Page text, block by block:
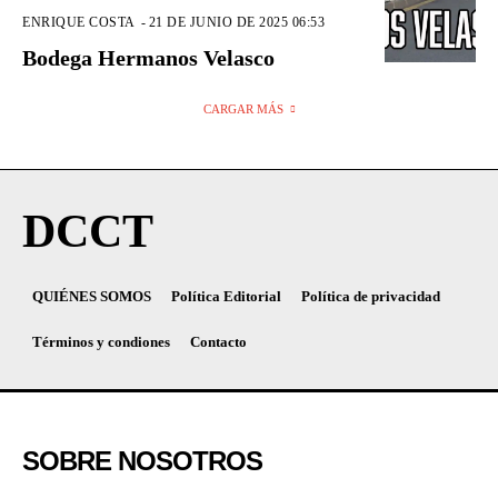
ENRIQUE COSTA - 21 DE JUNIO DE 2025 06:53
Bodega Hermanos Velasco
CARGAR MÁS
DCCT
QUIÉNES SOMOS Política Editorial Política de privacidad
Términos y condiones Contacto
SOBRE NOSOTROS